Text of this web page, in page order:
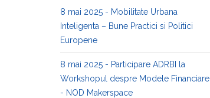
8 mai 2025 - Mobilitate Urbana
Inteligenta – Bune Practici si Politici
Europene
8 mai 2025 - Participare ADRBI la
Workshopul despre Modele Financiare
- NOD Makerspace